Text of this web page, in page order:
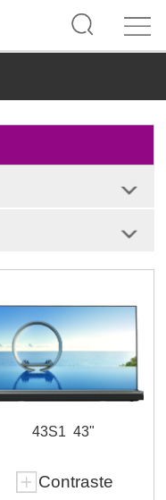
43S1 43"
Contraste